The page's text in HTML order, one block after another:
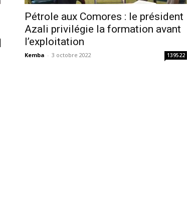
Pétrole aux Comores : le président
Azali privilégie la formation avant
l’exploitation
Kemba - 3 octobre 2022 139522